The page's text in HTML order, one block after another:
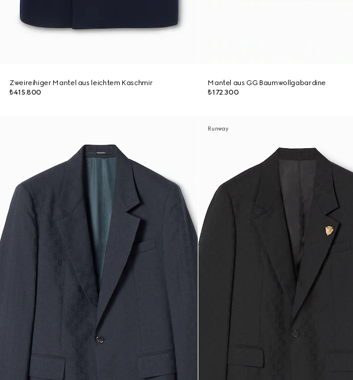
Zweireihiger Mantel aus leichtem Kaschmir
₺415.800
Mantel aus GG Baumwollgabardine
₺172.300
Runway